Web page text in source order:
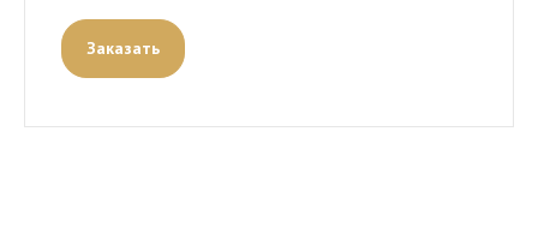
Заказать